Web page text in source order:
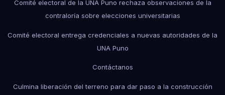
Comité electoral de la UNA Puno rechaza observaciones de la
contraloría sobre elecciones universitarias
Comité electoral entrega credenciales a nuevas autoridades de la
UNA Puno
Contáctanos
Culmina liberación del terreno para dar paso a la construcción